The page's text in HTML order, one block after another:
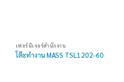
เฟอร์นิเจอร์สำนักงาน
โต๊ะทำงาน MASS TSL1202-60